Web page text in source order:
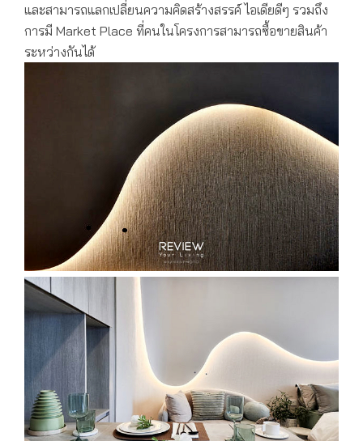
และสามารถแลกเปลี่ยนความคิดสร้างสรรค์ ไอเดียดีๆ รวมถึง
การมี Market Place ที่คนในโครงการสามารถซื้อขายสินค้า
ระหว่างกันได้